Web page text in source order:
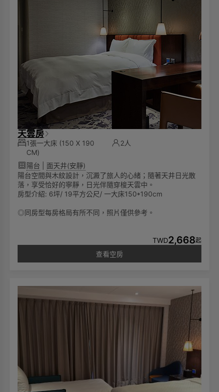
天雲房
1張一大床 (150 X 190
CM)
2人
陽台
面天井(安靜)
陽台空間與木紋設計，沉澱了旅人的心緒；隨著天井日光散
落，享受恰好的寧靜，日光伴隨穿梭天雲中。
房型介紹: 6坪/ 19平方公尺/ 一大床150*190cm
◎同房型每房格局有所不同，照片僅供參考。
TWD2,668起
查看空房